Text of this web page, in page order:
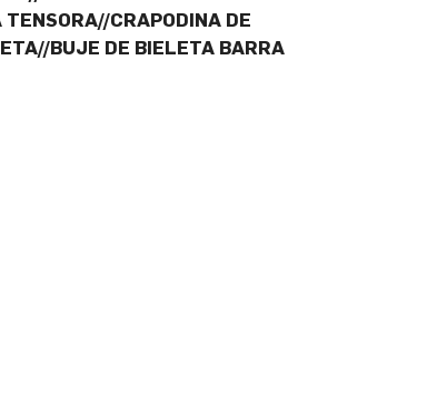
CRAPODINA DE
BUJE DE BIELETA BARRA